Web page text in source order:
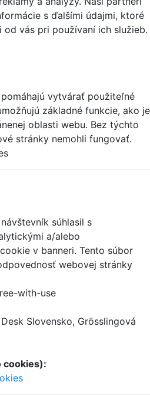
s ďalšími údajmi, ktoré
vás pri používaní ich služieb.
vytvárať použiteľné
základné funkcie, ako je
oblasti webu. Bez týchto
stránky nemohli fungovať.
súhlasil s
a/alebo
v banneri. Tento súbor
webovej stránky
with-use
Slovensko, Grösslingová
cookies):